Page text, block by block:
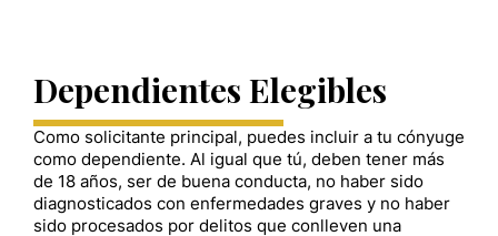
Dependientes Elegibles
Como solicitante principal, puedes incluir a tu cónyuge
como dependiente. Al igual que tú, deben tener más
de 18 años, ser de buena conducta, no haber sido
diagnosticados con enfermedades graves y no haber
sido procesados por delitos que conlleven una